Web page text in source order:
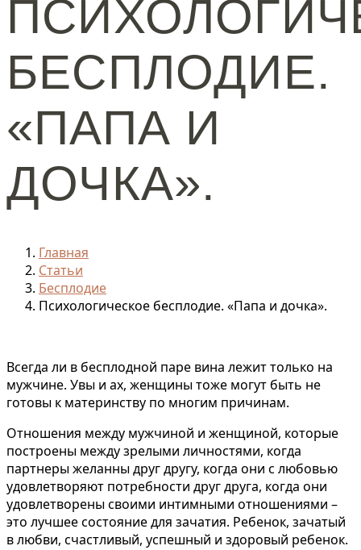
БЕСПЛОДИЕ.
«ПАПА И
ДОЧКА».
Главная
Статьи
Бесплодие
Психологическое бесплодие. «Папа и дочка».
Всегда ли в бесплодной паре вина лежит только на
мужчине. Увы и ах, женщины тоже могут быть не
готовы к материнству по многим причинам.
Отношения между мужчиной и женщиной, которые
построены между зрелыми личностями, когда
партнеры желанны друг другу, когда они с любовью
удовлетворяют потребности друг друга, когда они
удовлетворены своими интимными отношениями –
это лучшее состояние для зачатия. Ребенок, зачатый
в любви, счастливый, успешный и здоровый ребенок.